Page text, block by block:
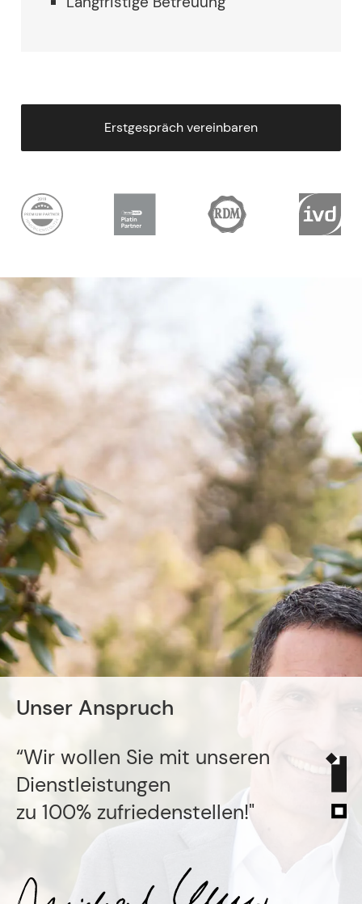
Erstgespräch vereinbaren
Unser Anspruch
“Wir wollen Sie mit unseren
Dienstleistungen
zu 100% zufriedenstellen!"